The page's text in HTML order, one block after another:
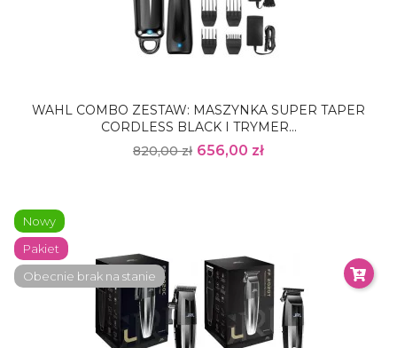
WAHL COMBO ZESTAW: MASZYNKA SUPER TAPER
CORDLESS BLACK I TRYMER...
820,00 zł 656,00 zł
Nowy
Pakiet
Obecnie brak na stanie